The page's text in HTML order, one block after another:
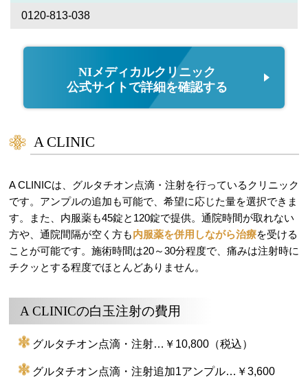
0120-813-038
NIメディカルクリニック
公式サイトで詳細を確認する
A CLINIC
A CLINICは、グルタチオン点滴・注射を行っているクリニック
です。アンプルの追加も可能で、希望に応じた量を選択できま
す。また、内服薬も45錠と120錠で提供。通院時間が取れない
方や、通院間隔が空く方も内服薬を併用しながら治療を受ける
ことが可能です。施術時間は20～30分程度で、痛みは注射時に
チクッとする程度でほとんどありません。
A CLINICの白玉注射の費用
グルタチオン点滴・注射…￥10,800（税込）
グルタチオン点滴・注射追加1アンプル…￥3,600